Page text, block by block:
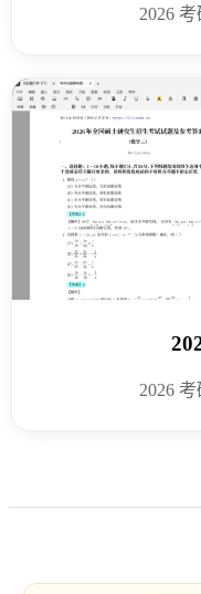
2026
2026